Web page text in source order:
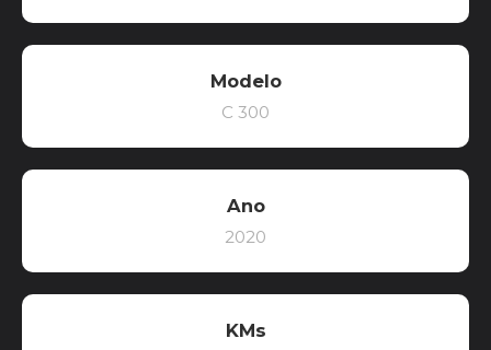
Modelo
C 300
Ano
2020
KMs